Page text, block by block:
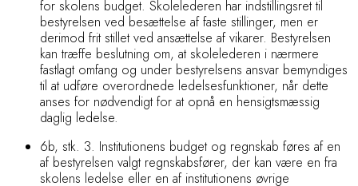
for skolens budget. Skolelederen har indstillingsret til
bestyrelsen ved besættelse af faste stillinger, men er
derimod frit stillet ved ansættelse af vikarer. Bestyrelsen
kan træffe beslutning om, at skolelederen i nærmere
fastlagt omfang og under bestyrelsens ansvar bemyndiges
til at udføre overordnede ledelsesfunktioner, når dette
anses for nødvendigt for at opnå en hensigtsmæssig
daglig ledelse.
6b, stk. 3. Institutionens budget og regnskab føres af en
af bestyrelsen valgt regnskabsfører, der kan være en fra
skolens ledelse eller en af institutionens øvrige